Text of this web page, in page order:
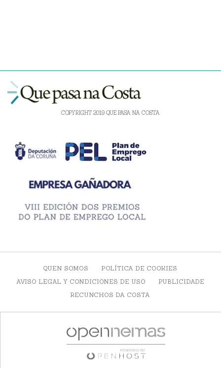
COPYRIGHT 2019 QUE PASA NA COSTA
QUEN SOMOS
POLÍTICA DE COOKIES
AVISO LEGAL Y CONDICIONES DE USO
PUBLICIDADE
RECUNCHOS DA COSTA